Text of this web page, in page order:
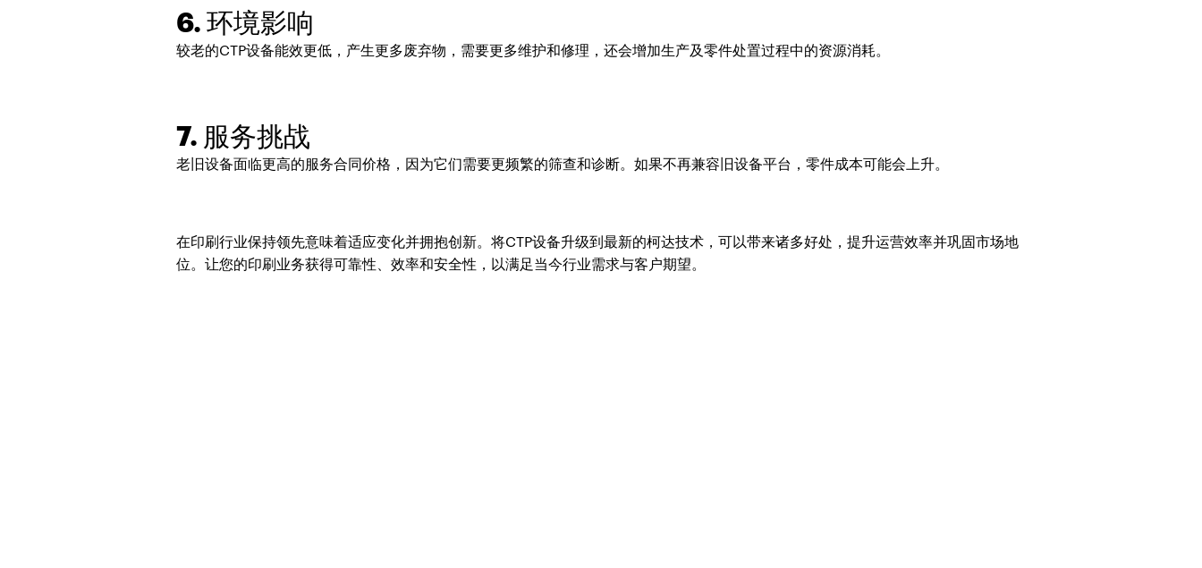
6. 环境影响
较老的CTP设备能效更低，产生更多废弃物，需要更多维护和修理，还会增加生产及零件处置过程中的资源消耗。
7. 服务挑战
老旧设备面临更高的服务合同价格，因为它们需要更频繁的筛查和诊断。如果不再兼容旧设备平台，零件成本可能会上升。
在印刷行业保持领先意味着适应变化并拥抱创新。将CTP设备升级到最新的柯达技术，可以带来诸多好处，提升运营效率并巩固市场地
位。让您的印刷业务获得可靠性、效率和安全性，以满足当今行业需求与客户期望。